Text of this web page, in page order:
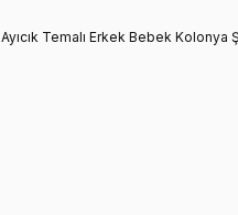
Ayıcık Temalı Erkek Bebek Kolonya